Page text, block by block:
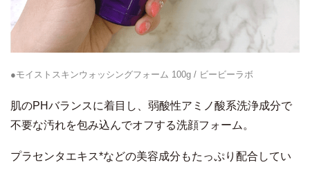
●モイストスキンウォッシングフォーム 100g / ビービーラボ
肌のPHバランスに着目し、弱酸性アミノ酸系洗浄成分で
不要な汚れを包み込んでオフする洗顔フォーム。
プラセンタエキス*などの美容成分もたっぷり配合してい